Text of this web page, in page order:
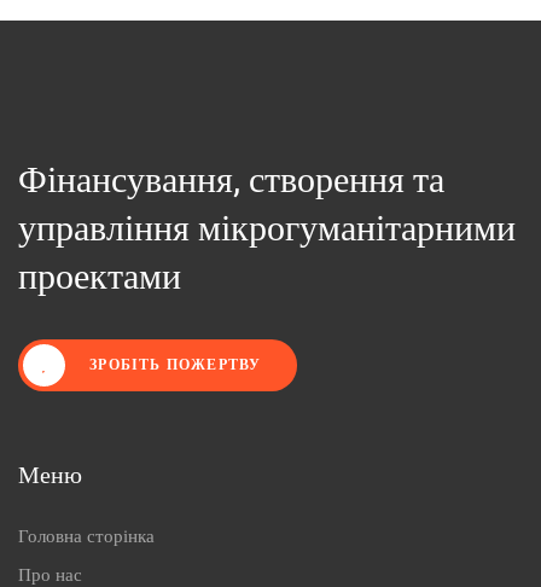
Фінансування, створення та
управління мікрогуманітарними
проектами
ЗРОБІТЬ ПОЖЕРТВУ
Меню
Головна сторінка
Про нас